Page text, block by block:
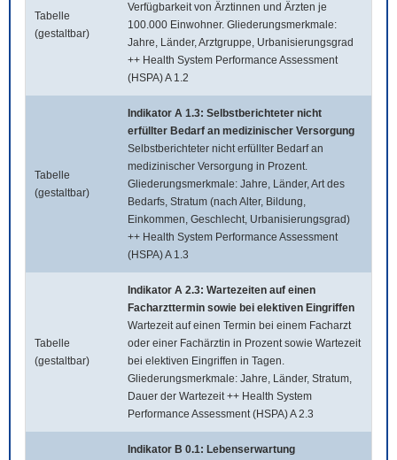
Tabelle
(gestaltbar)
Verfügbarkeit von Ärztinnen und Ärzten je
100.000 Einwohner. Gliederungsmerkmale:
Jahre, Länder, Arztgruppe, Urbanisierungsgrad
++ Health System Performance Assessment
(HSPA) A 1.2
Tabelle
(gestaltbar)
Indikator A 1.3: Selbstberichteter nicht
erfüllter Bedarf an medizinischer Versorgung
Selbstberichteter nicht erfüllter Bedarf an
medizinischer Versorgung in Prozent.
Gliederungsmerkmale: Jahre, Länder, Art des
Bedarfs, Stratum (nach Alter, Bildung,
Einkommen, Geschlecht, Urbanisierungsgrad)
++ Health System Performance Assessment
(HSPA) A 1.3
Tabelle
(gestaltbar)
Indikator A 2.3: Wartezeiten auf einen
Facharzttermin sowie bei elektiven Eingriffen
Wartezeit auf einen Termin bei einem Facharzt
oder einer Fachärztin in Prozent sowie Wartezeit
bei elektiven Eingriffen in Tagen.
Gliederungsmerkmale: Jahre, Länder, Stratum,
Dauer der Wartezeit ++ Health System
Performance Assessment (HSPA) A 2.3
Indikator B 0.1: Lebenserwartung